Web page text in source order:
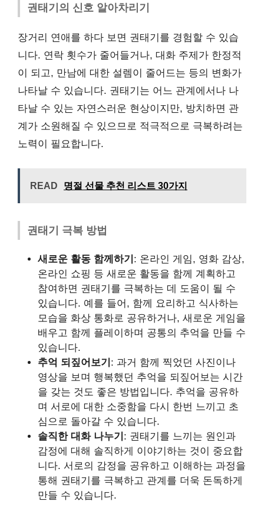
권태기의 신호 알아차리기
장거리 연애를 하다 보면 권태기를 경험할 수 있습
니다. 연락 횟수가 줄어들거나, 대화 주제가 한정적
이 되고, 만남에 대한 설렘이 줄어드는 등의 변화가
나타날 수 있습니다. 권태기는 어느 관계에서나 나
타날 수 있는 자연스러운 현상이지만, 방치하면 관
계가 소원해질 수 있으므로 적극적으로 극복하려는
노력이 필요합니다.
READ 명절 선물 추천 리스트 30가지
권태기 극복 방법
새로운 활동 함께하기 : 온라인 게임, 영화 감상,
온라인 쇼핑 등 새로운 활동을 함께 계획하고
참여하면 권태기를 극복하는 데 도움이 될 수
있습니다. 예를 들어, 함께 요리하고 식사하는
모습을 화상 통화로 공유하거나, 새로운 게임을
배우고 함께 플레이하며 공통의 추억을 만들 수
있습니다.
추억 되짚어보기 : 과거 함께 찍었던 사진이나
영상을 보며 행복했던 추억을 되짚어보는 시간
을 갖는 것도 좋은 방법입니다. 추억을 공유하
며 서로에 대한 소중함을 다시 한번 느끼고 초
심으로 돌아갈 수 있습니다.
솔직한 대화 나누기 : 권태기를 느끼는 원인과
감정에 대해 솔직하게 이야기하는 것이 중요합
니다. 서로의 감정을 공유하고 이해하는 과정을
통해 권태기를 극복하고 관계를 더욱 돈독하게
만들 수 있습니다.